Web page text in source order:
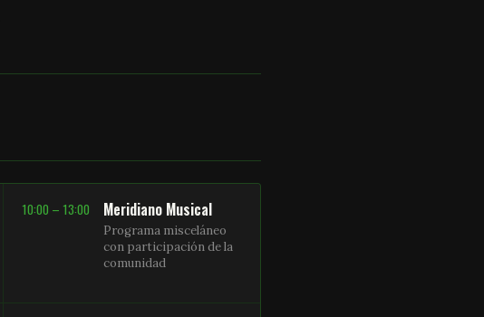
10:00 – 13:00 Meridiano Musical
Programa misceláneo
con participación de la
comunidad